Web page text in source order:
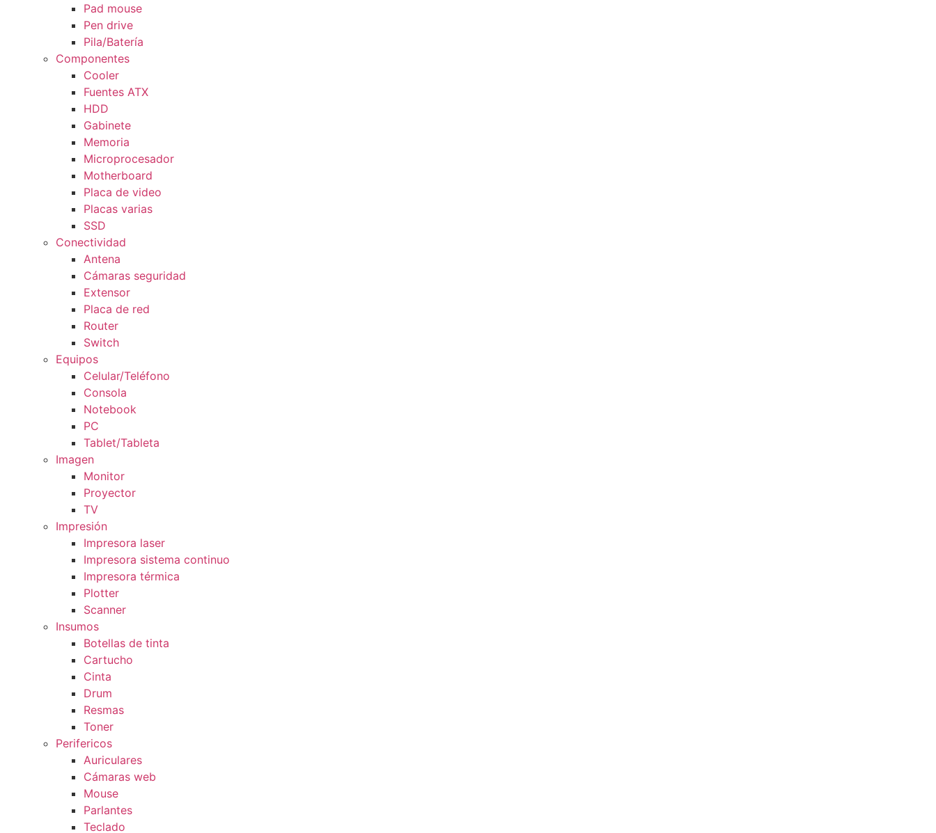
Pad mouse
Pen drive
Pila/Batería
Componentes
Cooler
Fuentes ATX
HDD
Gabinete
Memoria
Microprocesador
Motherboard
Placa de video
Placas varias
SSD
Conectividad
Antena
Cámaras seguridad
Extensor
Placa de red
Router
Switch
Equipos
Celular/Teléfono
Consola
Notebook
PC
Tablet/Tableta
Imagen
Monitor
Proyector
TV
Impresión
Impresora laser
Impresora sistema continuo
Impresora térmica
Plotter
Scanner
Insumos
Botellas de tinta
Cartucho
Cinta
Drum
Resmas
Toner
Perifericos
Auriculares
Cámaras web
Mouse
Parlantes
Teclado